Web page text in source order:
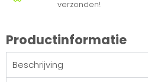
verzonden!
Productinformatie
Beschrijving